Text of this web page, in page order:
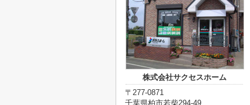
株式会社サクセスホーム
〒277-0871
千葉県柏市若柴294-49